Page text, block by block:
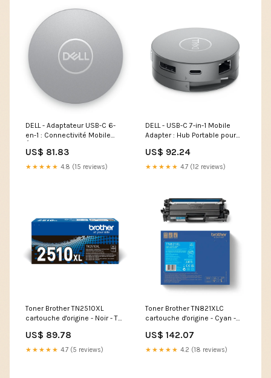
tn321bk-tn321c-tn321m-
tn321y-tn326bk-tn326c-
tn326m-esi9785512
DELL - Adaptateur USB-C 6-
en-1 : Connectivité Mobile
DA305 Type_Ricoh M C250 H
US$ 81.83
★★★★★ 4.8 (15 reviews)
DELL - USB-C 7-in-1 Mobile
Adapter : Hub Portable pour
DA310 Type_HP 651A
US$ 92.24
★★★★★ 4.7 (12 reviews)
Toner Brother TN2510XL
cartouche d'origine - Noir - TN-
US$ 89.78
★★★★★ 4.7 (5 reviews)
Toner Brother TN821XLC
cartouche d'origine - Cyan -
5160
US$ 142.07
★★★★★ 4.2 (18 reviews)